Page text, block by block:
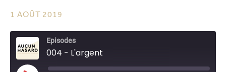
1 AOÛT 2019
Episodes
004 - L'argent